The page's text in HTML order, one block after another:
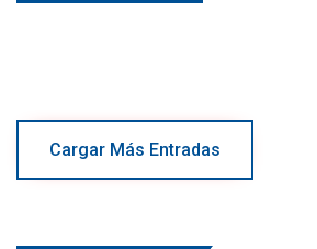
Cargar Más Entradas